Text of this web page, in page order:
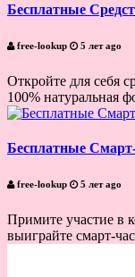
Бесплатные
free-lookup 5 лет ago
Откройте для себя
100% натуральная
Бесплатные
free-lookup 5 лет ago
Примите участие в
выиграйте cмарт-